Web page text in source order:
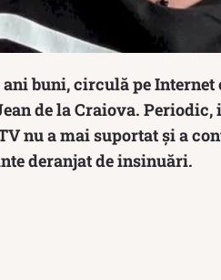
buni, circulă pe Internet
de la Craiova.
nu a mai suportat și a
deranjat de insinuări.